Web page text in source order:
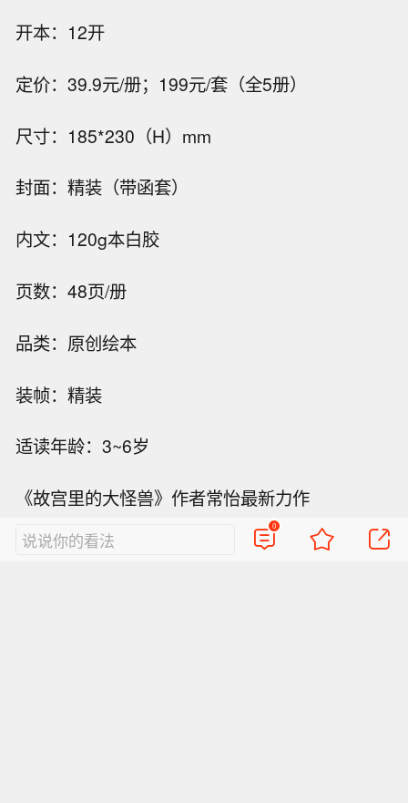
开本：12开
定价：39.9元/册；199元/套（全5册）
尺寸：185*230（H）mm
封面：精装（带函套）
内文：120g本白胶
页数：48页/册
品类：原创绘本
装帧：精装
适读年龄：3~6岁
《故宫里的大怪兽》作者常怡最新力作
上市两个月荣获“新光奖”中国西安第八届国际原创
说说你的看法
0